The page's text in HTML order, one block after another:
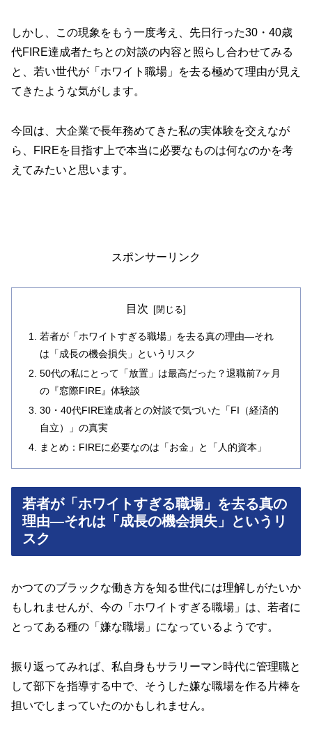
しかし、この現象をもう一度考え、先日行った30・40歳
代FIRE達成者たちとの対談の内容と照らし合わせてみる
と、若い世代が「ホワイト職場」を去る極めて理由が見え
てきたような気がします。
今回は、大企業で長年務めてきた私の実体験を交えなが
ら、FIREを目指す上で本当に必要なものは何なのかを考
えてみたいと思います。
スポンサーリンク
目次
若者が「ホワイトすぎる職場」を去る真の理由―それ
は「成長の機会損失」というリスク
50代の私にとって「放置」は最高だった？退職前7ヶ月
の『窓際FIRE』体験談
30・40代FIRE達成者との対談で気づいた「FI（経済的
自立）」の真実
まとめ：FIREに必要なのは「お金」と「人的資本」
若者が「ホワイトすぎる職場」を去る真の
理由―それは「成長の機会損失」というリ
スク
かつてのブラックな働き方を知る世代には理解しがたいか
もしれませんが、今の「ホワイトすぎる職場」は、若者に
とってある種の「嫌な職場」になっているようです。
振り返ってみれば、私自身もサラリーマン時代に管理職と
して部下を指導する中で、そうした嫌な職場を作る片棒を
担いでしまっていたのかもしれません。